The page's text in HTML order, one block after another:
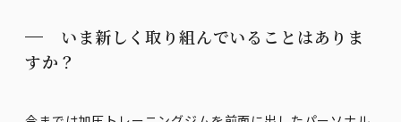
いま新しく取り組んでいることはありま
すか？